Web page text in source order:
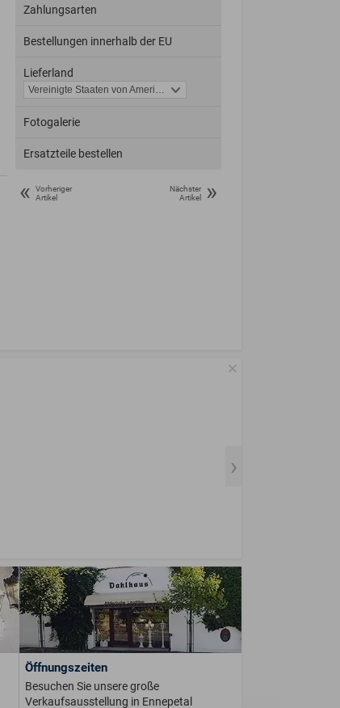
Zahlungsarten
Bestellungen innerhalb der EU
Lieferland
Fotogalerie
Ersatzteile bestellen
«
Vorheriger
Artikel
Nächster
Artikel
»
Öffnungszeiten
Besuchen Sie unsere große
Verkaufsausstellung in Ennepetal